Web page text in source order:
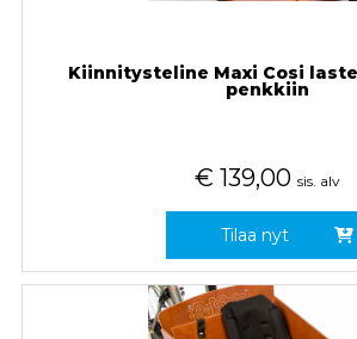
Kiinnitysteline Maxi Cosi
penkkiin
€ 139,00 sis. alv
Tilaa nyt